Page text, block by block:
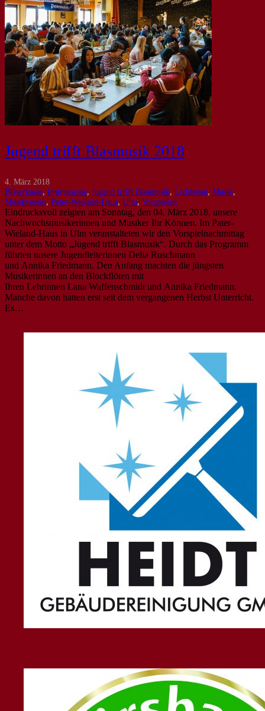
Jugend trifft Blasmusik 2018
4. März 2018
Bläserkasse, Instrumente, Jugend trifft Blasmusik, Lichtenau, Musik,
Musikverein, Pater-Wieland-Haus, Ulm, Vorspielen
Eindrucksvoll zeigten am Sonntag, den 04. März 2018, unsere
Nachwuchsmusikerinnen und Musiker Ihr Können. Im Pater-
Wieland-Haus in Ulm veranstalteten wir den Vorspielnachmittag
unter dem Motto „Jugend trifft Blasmusik“. Durch das Programm
führten unsere Jugendleiterinnen Delia Ruschmann
und Annika Friedmann. Den Anfang machten die jüngsten
Musikerinnen an den Blockflöten mit
Ihren Lehrinnen Lana Waffenschmidt und Annika Friedmann.
Manche davon hatten erst seit dem vergangenen Herbst Unterricht.
Es…